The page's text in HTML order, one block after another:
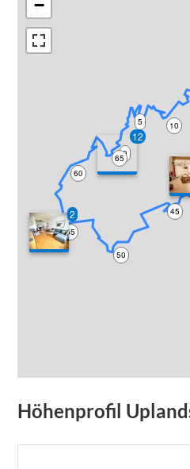
2
12
0
5 10
45
50
55
60
65
−
Höhenprofil